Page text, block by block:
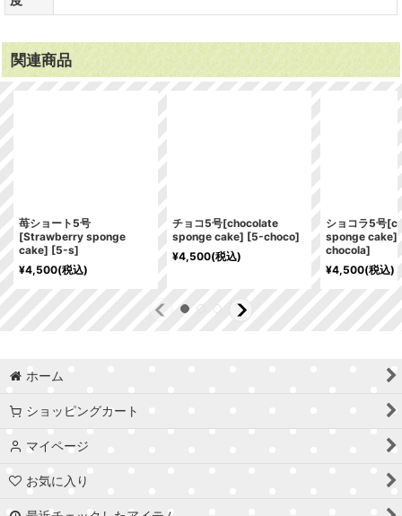
関連商品
苺ショート5号
[Strawberry sponge
cake] [5-s]
¥4,500(税込)
チョコ5号[chocolate
sponge cake] [5-choco]
¥4,500(税込)
ショコラ5号
sponge cake]
chocola]
¥4,500(税込)
ホーム
ショッピングカート
マイページ
お気に入り